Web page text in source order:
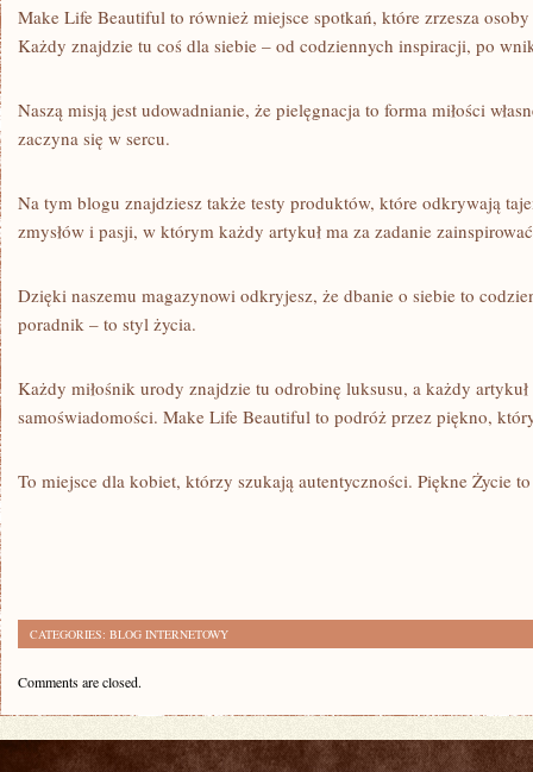
Make Life Beautiful to również miejsce spotkań, które zrzesza
Każdy znajdzie tu coś dla siebie – od codziennych inspiracji, po
Naszą misją jest udowadnianie, że pielęgnacja to forma miłości
zaczyna się w sercu.
Na tym blogu znajdziesz także testy produktów, które odkrywają
zmysłów i pasji, w którym każdy artykuł ma za zadanie
Dzięki naszemu magazynowi odkryjesz, że dbanie o siebie to
poradnik – to styl życia.
Każdy miłośnik urody znajdzie tu odrobinę luksusu, a każdy
samoświadomości. Make Life Beautiful to podróż przez piękno,
To miejsce dla kobiet, którzy szukają autentyczności. Piękne Życie
CATEGORIES: BLOG INTERNETOWY
Comments are closed.